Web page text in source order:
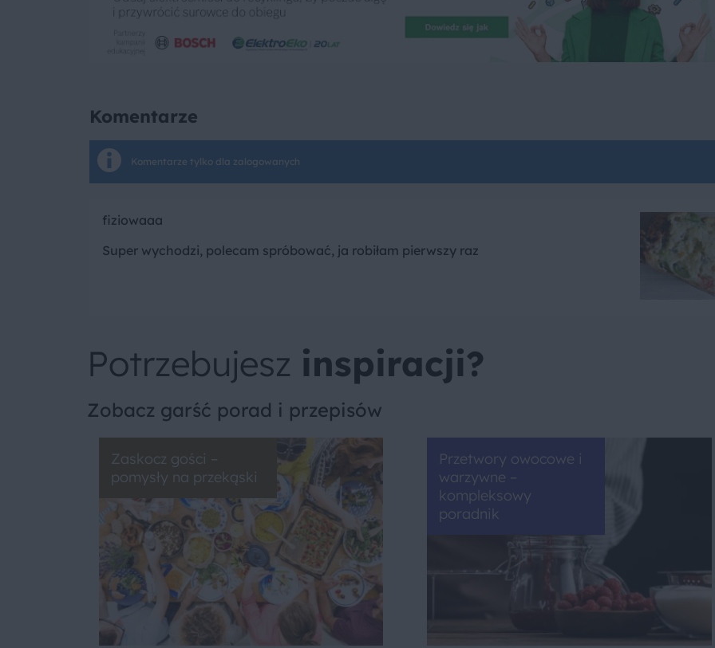
Komentarze
Komentarze tylko dla zalogowanych
fiziowaaa
Super wychodzi, polecam spróbować, ja robiłam pierwszy raz
Potrzebujesz inspiracji?
Zobacz garść porad i przepisów
Zaskocz gości –
pomysły na przekąski
Przetwory owocowe i
warzywne –
kompleksowy
poradnik